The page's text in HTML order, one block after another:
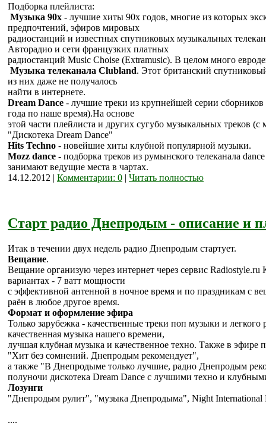
Подборка плейлиста:
Музыка 90х - лучшие хиты 90х годов, многие из которых
предпочтений, эфиров мировых
радиостанций и известных спутниковых музыкальных
Авторадио и сети французких платных
радиостанций Music Choise (Extramusic). В целом много
Музыка телеканала Clubland. Этот британский
из них даже не получалось
найти в интернете.
Dream Dance - лучшие треки из крупнейшей серии
года по наше время).На основе
этой части плейлиста и других сугубо музыкальных треков
"Дискотека Dream Dance"
Hits Techno - новейшие хиты клубной популярной музыки.
Mozz dance - подборка треков из румынского телеканала
занимают ведущие места в чартах.
14.12.2012 | Комментарии: 0 | Читать полностью
Старт радио Днепродым - описание и
Итак в течении двух недель радио Днепродым стартует.
Вещание.
Вещание организую через интернет через сервис
вариантах - 7 ватт мощности
с эффективной антенной в ночное время и по праздникам с
раён в любое другое время.
Формат и оформление эфира
Только зарубежка - качественные треки поп музыки и
качественная музыка нашего времени,
лучшая клубная музыка и качественное техно. Также в эфире
"Хит без сомнений. Днепродым рекомендует",
а также "В Днепродыме только лучшие, радио Днепродым
полуночи дискотека Dream Dance с лучшими техно и
Лозунги
"Днепродым рулит", "музыка Днепродыма", Night International
....